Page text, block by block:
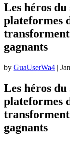
Les héros
plateformes
gagnants
by GuaUserWa4 |
Les héros
plateformes
gagnants